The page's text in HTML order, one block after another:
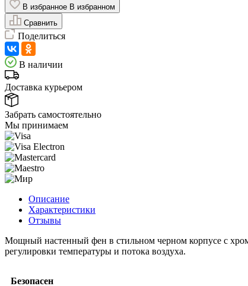
В избранное В избранном
Сравнить
Поделиться
В наличии
Доставка курьером
Забрать самостоятельно
Мы принимаем
Описание
Характеристики
Отзывы
Мощный настенный фен в стильном черном корпусе с
регулировки температуры и потока воздуха.
Безопасен